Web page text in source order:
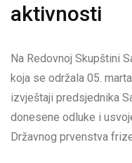
aktivnosti
Na Redovnoj Skupštini
koja se održala 05.
izvještaji predsjednika
donesene odluke i
Državnog prvenstva